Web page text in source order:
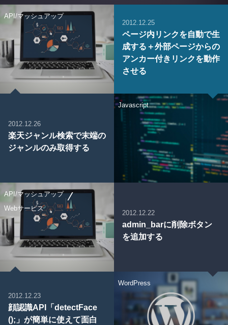
API/マッシュアップ
2012.12.26
楽天ジャンル検索で末端の
ジャンルのみ取得する
Javascript
2012.12.25
ページ内リンクを自動で生
成する＋外部ページからの
アンカー付きリンクを動作
させる
API/マッシュアップ
Webサービス
2012.12.23
顔認識API「detectFace
();」が簡単に使えて面白
WordPress
2012.12.22
admin_barに削除ボタン
を追加する